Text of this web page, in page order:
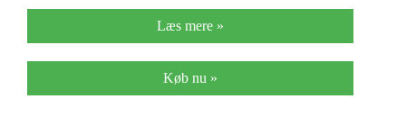
Læs mere »
Køb nu »